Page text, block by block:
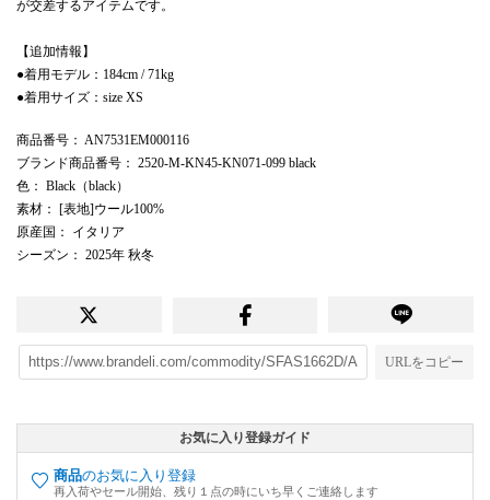
が交差するアイテムです。
【追加情報】
●着用モデル：184cm / 71kg
●着用サイズ：size XS
商品番号 ： AN7531EM000116
ブランド商品番号 ： 2520-M-KN45-KN071-099 black
色 ： Black（black）
素材 ： [表地]ウール100%
原産国 ： イタリア
シーズン ： 2025年 秋冬
URLをコピー
お気に入り登録ガイド
商品のお気に入り登録
再入荷やセール開始、残り１点の時にいち早くご連絡します